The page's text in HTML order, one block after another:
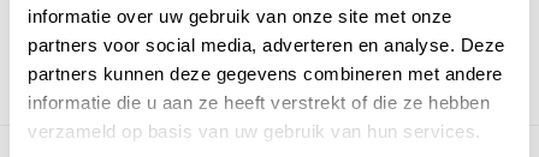
informatie over uw gebruik van onze site met onze
partners voor social media, adverteren en analyse. Deze
partners kunnen deze gegevens combineren met andere
informatie die u aan ze heeft verstrekt of die ze hebben
verzameld op basis van uw gebruik van hun services.
Stof: Linnen zwart
Binnenkant: PVC Wit